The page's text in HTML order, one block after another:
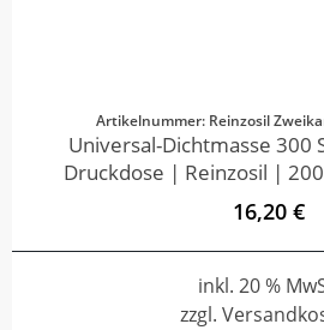
Artikelnummer: Reinzosil
Universal-Dichtmasse 300
Druckdose | Reinzosil |
16,20 €
inkl. 20 %
zzgl.